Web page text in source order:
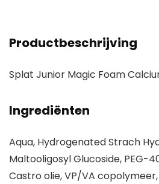
Productbeschrijving
Splat Junior Magic Foam
Ingrediënten
Aqua, Hydrogenated Strach
Maltooligosyl Glucoside, PEG-
Castro olie, VP/VA